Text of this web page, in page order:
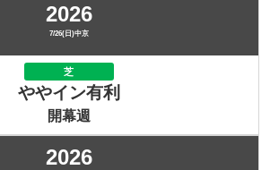
2026
7/26(日)中京
芝
ややイン有利
開幕週
2026